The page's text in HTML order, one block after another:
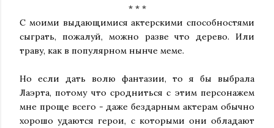
* * *
С моими выдающимися актерскими способностями
сыграть, пожалуй, можно разве что дерево. Или
траву, как в популярном нынче меме.
Но если дать волю фантазии, то я бы выбрала
Лаэрта, потому что сродниться с этим персонажем
мне проще всего - даже бездарным актерам обычно
хорошо удаются герои, с которыми они обладают